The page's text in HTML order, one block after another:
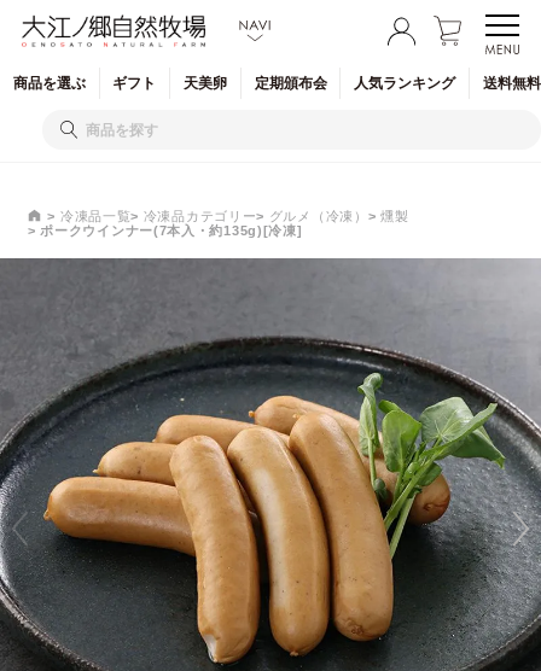
商品を選ぶ ギフト 天美卵 定期頒布会 人気ランキング 送料無
冷凍品一覧 冷凍品カテゴリー グルメ（冷凍）
燻製
ポークウインナー(7本入・約135g)[冷凍]